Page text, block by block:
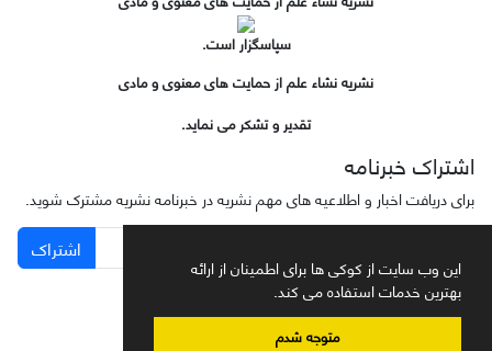
این وب سایت از کوکی ها برای اطمینان از ارائه
بهترین خدمات استفاده می کند.
متوجه شدم
سپاسگزار است.
نشریه نشاء علم از حمایت های معنوی و مادی
تقدیر و تشکر می نماید.
اشتراک خبرنامه
برای دریافت اخبار و اطلاعیه های مهم نشریه در خبرنامه نشریه مشترک شوید.
اشتراک